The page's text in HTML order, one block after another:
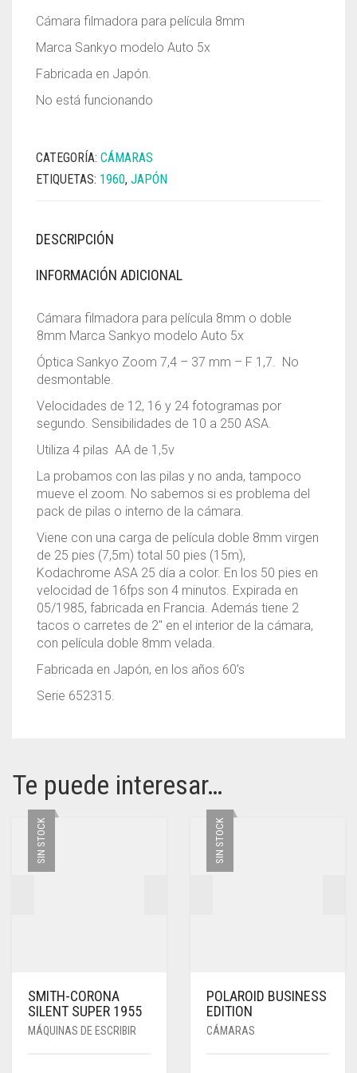
Cámara filmadora para película 8mm
Marca Sankyo modelo Auto 5x
Fabricada en Japón.
No está funcionando
CATEGORÍA: CÁMARAS
ETIQUETAS: 1960, JAPÓN
DESCRIPCIÓN
INFORMACIÓN ADICIONAL
Cámara filmadora para película 8mm o doble
8mm Marca Sankyo modelo Auto 5x
Óptica Sankyo Zoom 7,4 – 37 mm – F 1,7. No
desmontable.
Velocidades de 12, 16 y 24 fotogramas por
segundo. Sensibilidades de 10 a 250 ASA.
Utiliza 4 pilas AA de 1,5v
La probamos con las pilas y no anda, tampoco
mueve el zoom. No sabemos si es problema del
pack de pilas o interno de la cámara.
Viene con una carga de película doble 8mm virgen
de 25 pies (7,5m) total 50 pies (15m),
Kodachrome ASA 25 día a color. En los 50 pies en
velocidad de 16fps son 4 minutos. Expirada en
05/1985, fabricada en Francia. Además tiene 2
tacos o carretes de 2″ en el interior de la cámara,
con película doble 8mm velada.
Fabricada en Japón, en los años 60’s
Serie 652315.
Te puede interesar…
SIN STOCK
SMITH-CORONA
SILENT SUPER 1955
MÁQUINAS DE ESCRIBIR
SIN STOCK
POLAROID BUSINESS
EDITION
CÁMARAS